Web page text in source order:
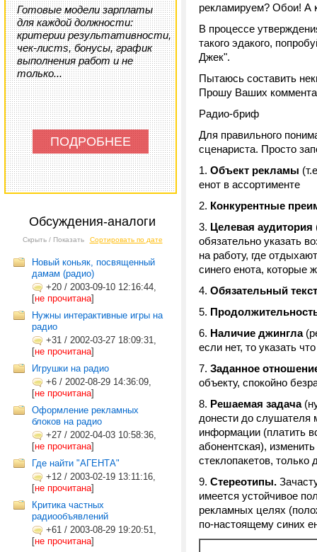
Готовые модели зарплаты
для каждой должности:
критерии результативности,
чек-листs, бонусы, график
выполнения работ и не
только...
ПОДРОБНЕЕ
Обсуждения-аналоги
Скрыть / Показать Сортировать по дате
Новый коньяк, посвященный
дамам (радио)
+20 / 2003-09-10 12:16:44,
[не прочитана]
Нужны интерактивные игры на
радио
+31 / 2002-03-27 18:09:31,
[не прочитана]
Игрушки на радио
+6 / 2002-08-29 14:36:09,
[не прочитана]
Оформление рекламных
блоков на радио
+27 / 2002-04-03 10:58:36,
[не прочитана]
Где найти "АГЕНТА"
+12 / 2003-02-19 13:11:16,
[не прочитана]
Критика частных
радиообъявлений
+61 / 2003-08-29 19:20:51,
[не прочитана]
рекламируем? Обои! А
В процессе
такого эдакого,
Джек".
Пытаюсь составить
Прошу Ваших
Радио-бриф
Для правильного
сценариста. Просто
Объект рекламы
енот в ассортименте
Конкурентные
Целевая аудитория
обязательно указать
на работу, где
синего енота, которые
Обязательный текст
Наличие джингла
если нет, то указать
Заданное
объекту, спокойно
Решаемая задача
донести до слушателя
информации (платить
абонентская),
стеклопакетов, только
Стереотипы.
имеется устойчивое
рекламных целях
по-настоящему синих